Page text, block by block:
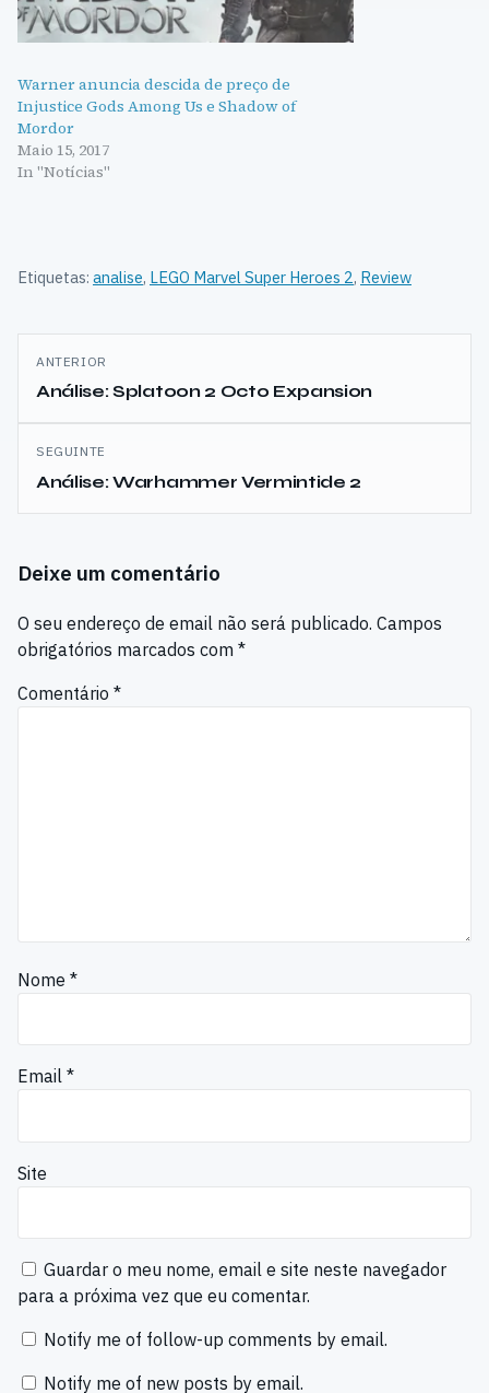
Warner anuncia descida de preço de
Injustice Gods Among Us e Shadow of
Mordor
Maio 15, 2017
In "Notícias"
Etiquetas: analise, LEGO Marvel Super Heroes 2, Review
Navegação
de
artigos
ANTERIOR
Análise: Splatoon 2 Octo Expansion
SEGUINTE
Análise: Warhammer Vermintide 2
Deixe um comentário
O seu endereço de email não será publicado. Campos
obrigatórios marcados com *
Comentário *
Nome *
Email *
Site
Guardar o meu nome, email e site neste navegador
para a próxima vez que eu comentar.
Notify me of follow-up comments by email.
Notify me of new posts by email.